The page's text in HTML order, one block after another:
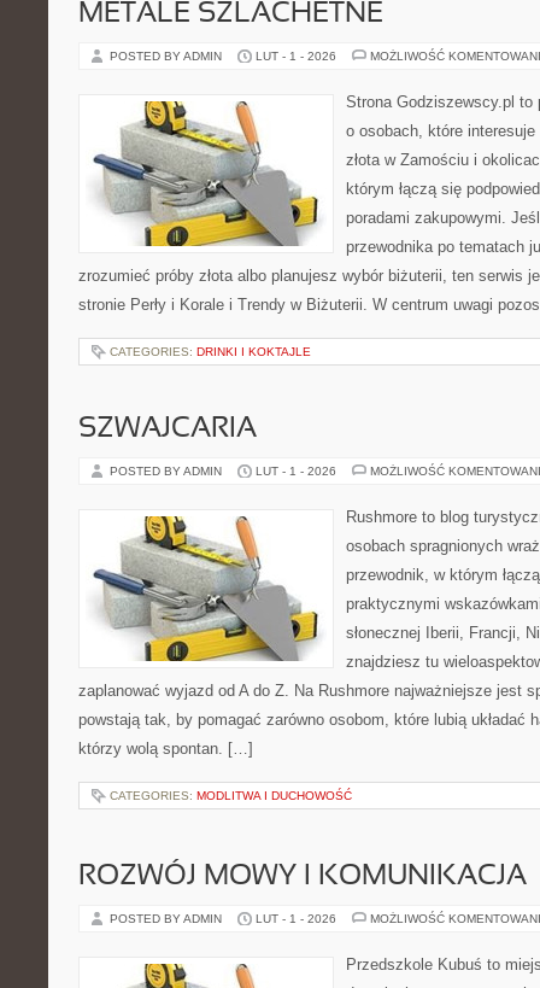
METALE SZLACHETNE
POSTED BY ADMIN LUT - 1 - 2026 MOŻLIWOŚĆ
Strona Godziszewscy.pl
o osobach, które
złota w Zamościu i
którym łączą się
poradami zakupowymi.
przewodnika po tematach
zrozumieć próby złota albo planujesz wybór biżuterii, ten serwis
stronie Perły i Korale i Trendy w Biżuterii. W centrum uwagi
CATEGORIES: DRINKI I KOKTAJLE
SZWAJCARIA
POSTED BY ADMIN LUT - 1 - 2026 MOŻLIWOŚĆ
Rushmore to blog
osobach spragnionych
przewodnik, w którym
praktycznymi
słonecznej Iberii, Francji,
znajdziesz tu
zaplanować wyjazd od A do Z. Na Rushmore najważniejsze jest
powstają tak, by pomagać zarówno osobom, które lubią układać
którzy wolą spontan. […]
CATEGORIES: MODLITWA I DUCHOWOŚĆ
ROZWÓJ MOWY I KOMUNIKACJA
POSTED BY ADMIN LUT - 1 - 2026 MOŻLIWOŚĆ
Przedszkole Kubuś to